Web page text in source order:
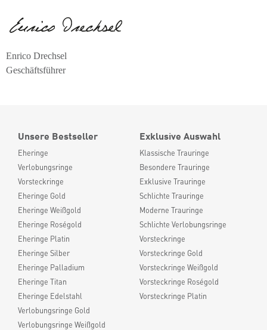
Enrico Drechsel
Geschäftsführer
Unsere Bestseller
Eheringe
Verlobungsringe
Vorsteckringe
Eheringe Gold
Eheringe Weißgold
Eheringe Roségold
Eheringe Platin
Eheringe Silber
Eheringe Palladium
Eheringe Titan
Eheringe Edelstahl
Verlobungsringe Gold
Verlobungsringe Weißgold
Exklusive Auswahl
Klassische Trauringe
Besondere Trauringe
Exklusive Trauringe
Schlichte Trauringe
Moderne Trauringe
Schlichte Verlobungsringe
Vorsteckringe
Vorsteckringe Gold
Vorsteckringe Weißgold
Vorsteckringe Roségold
Vorsteckringe Platin